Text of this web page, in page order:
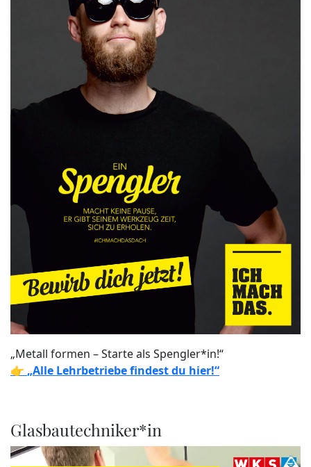
„Metall formen – Starte als Spengler*in!“
👉 „Alle Lehrbetriebe findest du hier!“
Glasbautechniker*in